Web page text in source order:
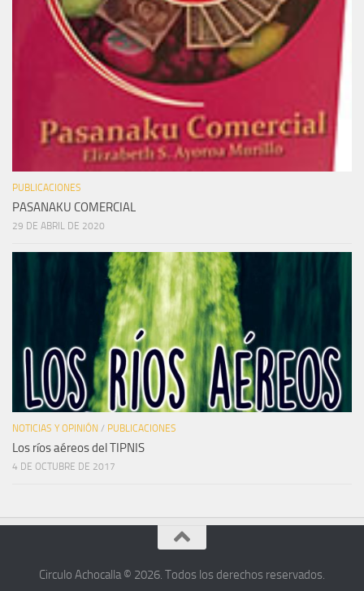
PUBLICACIONES
PASANAKU COMERCIAL
29 DE ABRIL DE 2020
NOTICIAS Y OPINIÓN / PUBLICACIONES
Los ríos aéreos del TIPNIS
4 DE OCTUBRE DE 2017
Circulo Achocalla © 2026. Todos los derechos reservados.